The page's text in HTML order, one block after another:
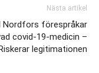
Nästa artikel
Nordfors förespråkar
covid-19-medicin –
legitimationen